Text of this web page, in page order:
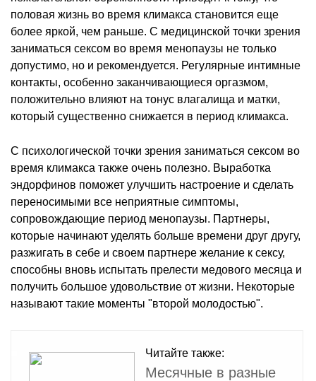
половая жизнь во время климакса становится еще
более яркой, чем раньше. С медицинской точки зрения
заниматься сексом во время менопаузы не только
допустимо, но и рекомендуется. Регулярные интимные
контакты, особенно заканчивающиеся оргазмом,
положительно влияют на тонус влагалища и матки,
который существенно снижается в период климакса.
С психологической точки зрения заниматься сексом во
время климакса также очень полезно. Выработка
эндорфинов поможет улучшить настроение и сделать
переносимыми все неприятные симптомы,
сопровождающие период менопаузы. Партнеры,
которые начинают уделять больше времени друг другу,
разжигать в себе и своем партнере желание к сексу,
способны вновь испытать прелести медового месяца и
получить большое удовольствие от жизни. Некоторые
называют такие моменты "второй молодостью".
Читайте также:
Месячные в разные